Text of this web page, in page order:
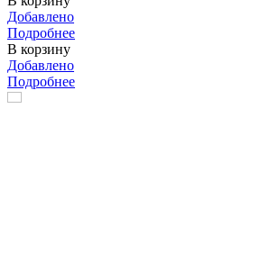
Добавлено
Подробнее
В корзину
Добавлено
Подробнее